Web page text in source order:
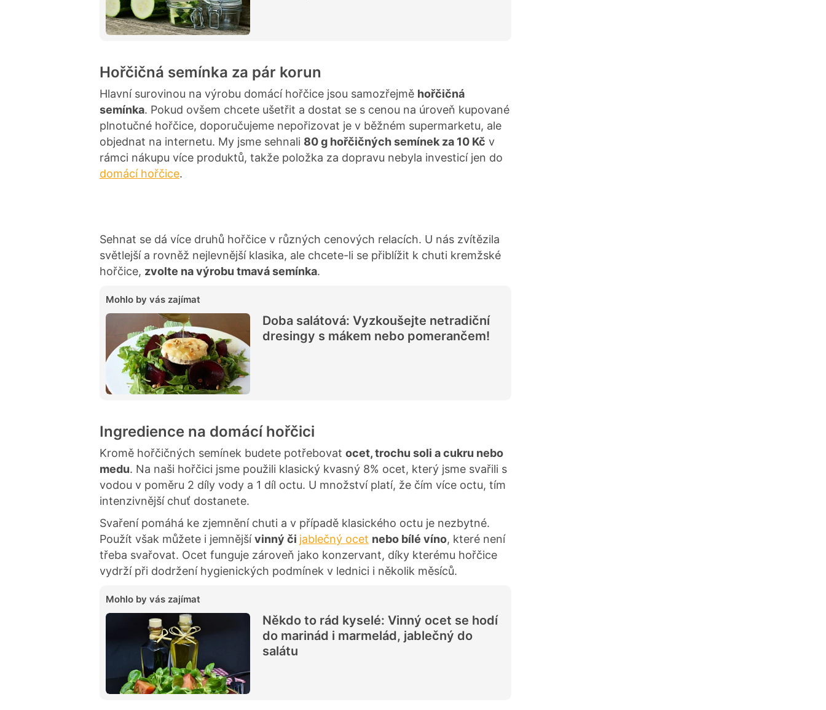
Hořčičná semínka za pár korun
Hlavní surovinou na výrobu domácí hořčice jsou samozřejmě hořčičná
semínka. Pokud ovšem chcete ušetřit a dostat se s cenou na úroveň kupované
plnotučné hořčice, doporučujeme nepořizovat je v běžném supermarketu, ale
objednat na internetu. My jsme sehnali 80 g hořčičných semínek za 10 Kč v
rámci nákupu více produktů, takže položka za dopravu nebyla investicí jen do
domácí hořčice.
Sehnat se dá více druhů hořčice v různých cenových relacích. U nás zvítězila
světlejší a rovněž nejlevnější klasika, ale chcete-li se přiblížit k chuti kremžské
hořčice, zvolte na výrobu tmavá semínka.
Mohlo by vás zajímat
Doba salátová: Vyzkoušejte netradiční
dresingy s mákem nebo pomerančem!
Ingredience na domácí hořčici
Kromě hořčičných semínek budete potřebovat ocet, trochu soli a cukru nebo
medu. Na naši hořčici jsme použili klasický kvasný 8% ocet, který jsme svařili s
vodou v poměru 2 díly vody a 1 díl octu. U množství platí, že čím více octu, tím
intenzivnější chuť dostanete.
Svaření pomáhá ke zjemnění chuti a v případě klasického octu je nezbytné.
Použít však můžete i jemnějšívinný či jablečný ocet nebo bílé víno, které není
třeba svařovat. Ocet funguje zároveň jako konzervant, díky kterému hořčice
vydrží při dodržení hygienických podmínek v lednici i několik měsíců.
Mohlo by vás zajímat
Někdo to rád kyselé: Vinný ocet se hodí
do marinád i marmelád, jablečný do
salátu